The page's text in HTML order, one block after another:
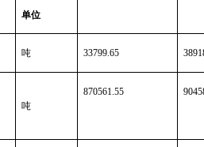
单位
吨 33799.65
吨
870561.55